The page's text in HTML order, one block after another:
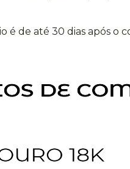
é de até 30 dias após